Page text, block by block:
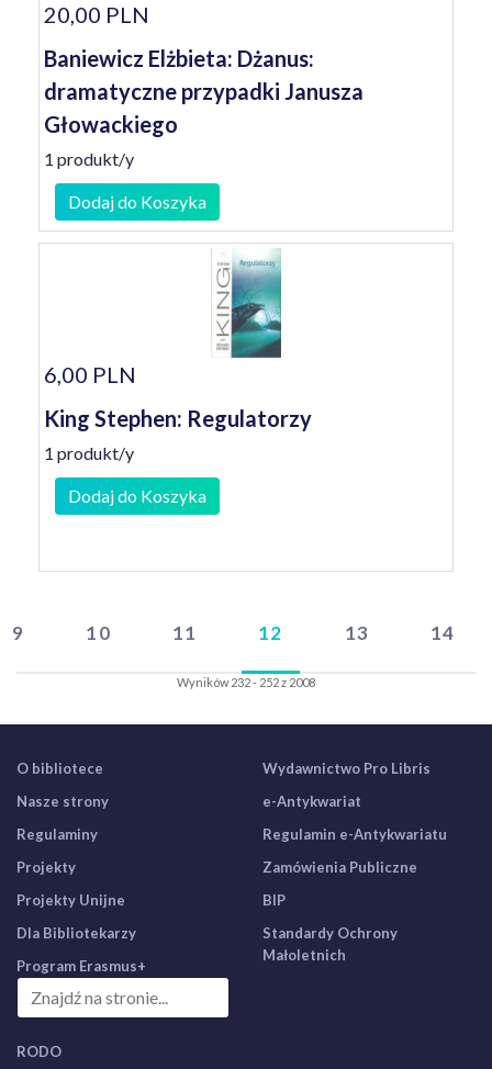
20,00 PLN
Baniewicz Elżbieta: Dżanus:
dramatyczne przypadki Janusza
Głowackiego
1 produkt/y
Dodaj do Koszyka
6,00 PLN
King Stephen: Regulatorzy
1 produkt/y
Dodaj do Koszyka
9 10 11 12 13 14
Wyników 232 - 252 z 2008
O bibliotece
Nasze strony
Regulaminy
Projekty
Projekty Unijne
Dla Bibliotekarzy
Program Erasmus+
Wydawnictwo Pro Libris
e-Antykwariat
Regulamin e-Antykwariatu
Zamówienia Publiczne
BIP
Standardy Ochrony
Małoletnich
RODO